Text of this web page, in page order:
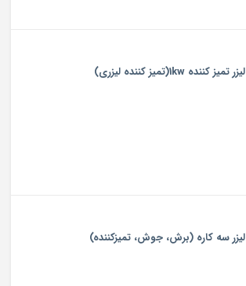
لیزر تمیز کننده 1kw(تمیز کننده لیزری)
لیزر سه کاره (برش، جوش، تميزكننده)